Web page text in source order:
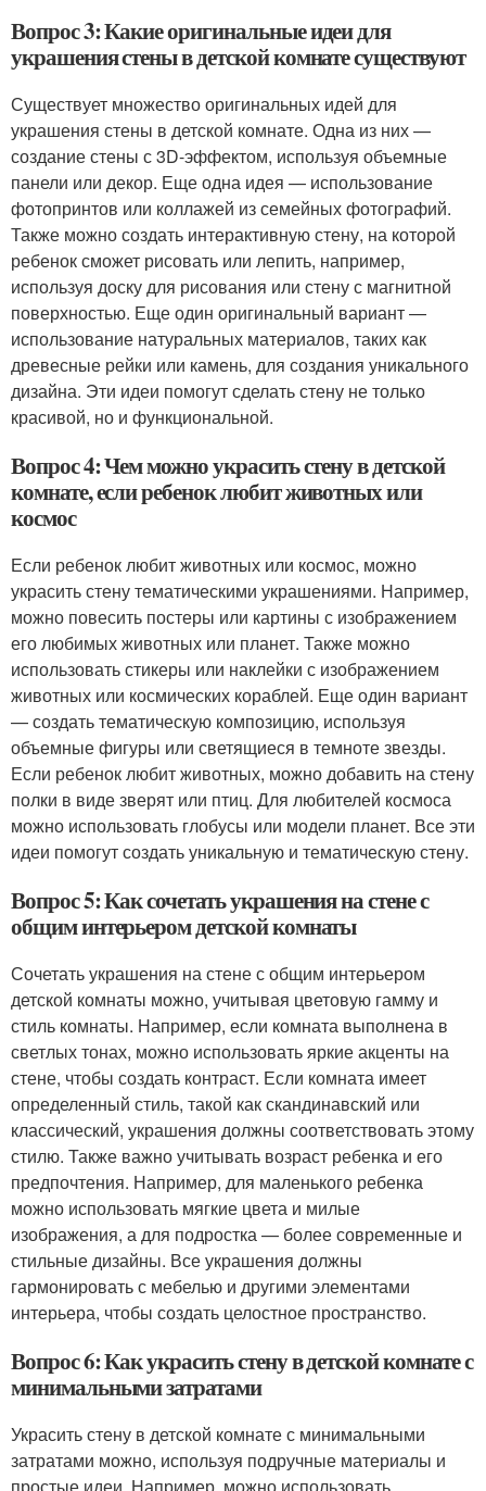
Вопрос 3: Какие оригинальные идеи для
украшения стены в детской комнате существуют
Существует множество оригинальных идей для
украшения стены в детской комнате. Одна из них —
создание стены с 3D-эффектом, используя объемные
панели или декор. Еще одна идея — использование
фотопринтов или коллажей из семейных фотографий.
Также можно создать интерактивную стену, на которой
ребенок сможет рисовать или лепить, например,
используя доску для рисования или стену с магнитной
поверхностью. Еще один оригинальный вариант —
использование натуральных материалов, таких как
древесные рейки или камень, для создания уникального
дизайна. Эти идеи помогут сделать стену не только
красивой, но и функциональной.
Вопрос 4: Чем можно украсить стену в детской
комнате, если ребенок любит животных или
космос
Если ребенок любит животных или космос, можно
украсить стену тематическими украшениями. Например,
можно повесить постеры или картины с изображением
его любимых животных или планет. Также можно
использовать стикеры или наклейки с изображением
животных или космических кораблей. Еще один вариант
— создать тематическую композицию, используя
объемные фигуры или светящиеся в темноте звезды.
Если ребенок любит животных, можно добавить на стену
полки в виде зверят или птиц. Для любителей космоса
можно использовать глобусы или модели планет. Все эти
идеи помогут создать уникальную и тематическую стену.
Вопрос 5: Как сочетать украшения на стене с
общим интерьером детской комнаты
Сочетать украшения на стене с общим интерьером
детской комнаты можно, учитывая цветовую гамму и
стиль комнаты. Например, если комната выполнена в
светлых тонах, можно использовать яркие акценты на
стене, чтобы создать контраст. Если комната имеет
определенный стиль, такой как скандинавский или
классический, украшения должны соответствовать этому
стилю. Также важно учитывать возраст ребенка и его
предпочтения. Например, для маленького ребенка
можно использовать мягкие цвета и милые
изображения, а для подростка — более современные и
стильные дизайны. Все украшения должны
гармонировать с мебелью и другими элементами
интерьера, чтобы создать целостное пространство.
Вопрос 6: Как украсить стену в детской комнате с
минимальными затратами
Украсить стену в детской комнате с минимальными
затратами можно, используя подручные материалы и